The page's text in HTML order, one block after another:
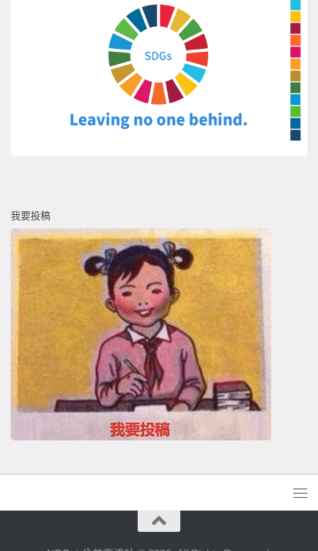
我要投稿